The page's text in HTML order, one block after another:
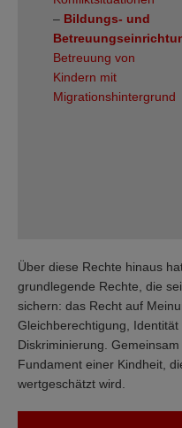
– Bildungs- und
Betreuung von
Kindern mit
Migrationshintergrund
Über diese Rechte hinaus
grundlegende Rechte, die
sichern: das Recht auf
Gleichberechtigung,
Diskriminierung.
Fundament einer Kindheit,
wertgeschätzt wird.